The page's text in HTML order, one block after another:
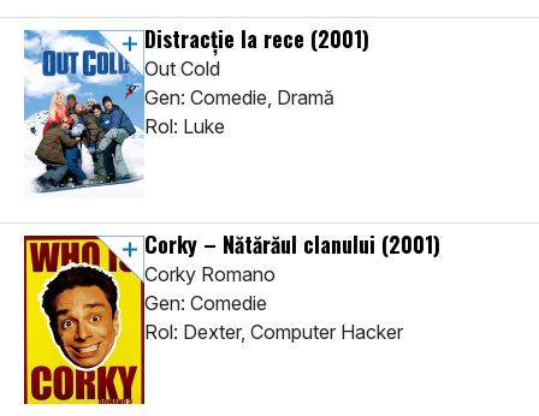
Distracţie la rece (2001)
Out Cold
Gen: Comedie, Dramă
Rol: Luke
Corky – Nătărăul clanului (2001)
Corky Romano
Gen: Comedie
Rol: Dexter, Computer Hacker